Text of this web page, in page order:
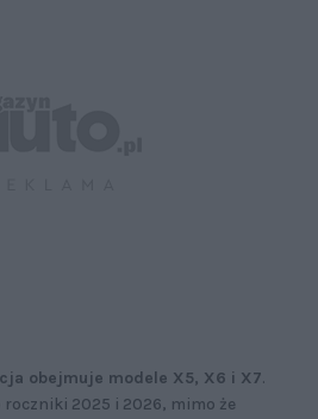
obejmuje modele X5, X6 i X7.
2025 i 2026, mimo że